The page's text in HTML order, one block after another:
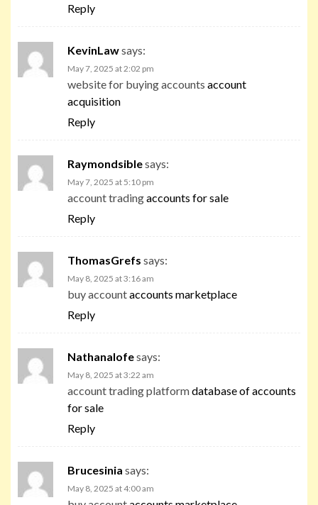
Reply
KevinLawsays:
May 7, 2025 at 2:02 pm
website for buying accounts account
acquisition
Reply
Raymondsiblesays:
May 7, 2025 at 5:10 pm
account tradingaccounts for sale
Reply
ThomasGrefs says:
May 8, 2025 at 3:16 am
buy accountaccounts marketplace
Reply
Nathanalofesays:
May 8, 2025 at 3:22 am
account trading platformdatabase of accounts
for sale
Reply
Brucesinia says:
May 8, 2025 at 4:00 am